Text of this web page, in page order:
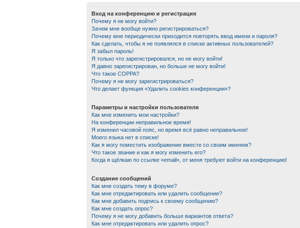
Вход на конференцию и регистрация
Почему я не могу войти?
Зачем мне вообще нужно регистрироваться?
Почему мне периодически приходится повторять ввод имени и пароля?
Как сделать, чтобы я не появлялся в списке активных пользователей?
Я забыл пароль!
Я только что зарегистрировался, но не могу войти!
Я давно зарегистрирован, но больше не могу войти!
Что такое COPPA?
Почему я не могу зарегистрироваться?
Что делает функция «Удалить cookies конференции»?
Параметры и настройки пользователя
Как мне изменить мои настройки?
На конференции неправильное время!
Я изменил часовой пояс, но время всё равно неправильное!
Моего языка нет в списке!
Как я могу поместить изображение вместе со своим именем?
Что такое звание и как я могу изменить его?
Когда я щёлкаю по ссылке «email», от меня требуют войти на конференцию!
Создание сообщений
Как мне создать тему в форуме?
Как мне отредактировать или удалить сообщение?
Как мне добавить подпись к своему сообщению?
Как мне создать опрос?
Почему я не могу добавить больше вариантов ответа?
Как мне отредактировать или удалить опрос?